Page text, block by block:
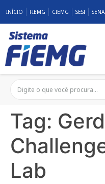
INÍCIO FIEMG CIEMG SESI
Tag:
Lab